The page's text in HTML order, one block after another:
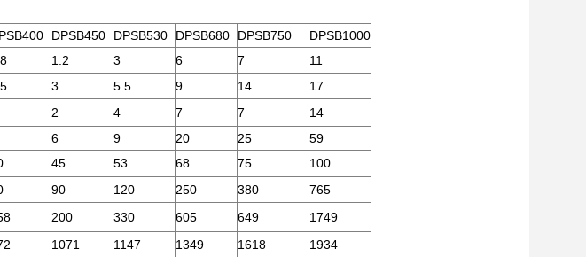
DPSB450 DPSB530 DPSB680 DPSB750 DPSB1000
1.2 3 6 7
11
3 5.5 9 14
17
2 4 7 7 14
6 9 20 25
59
45 53 68 75 100
90 120 250 380
765
200 330 605 649
1749
1071 1147 1349 1618 1934